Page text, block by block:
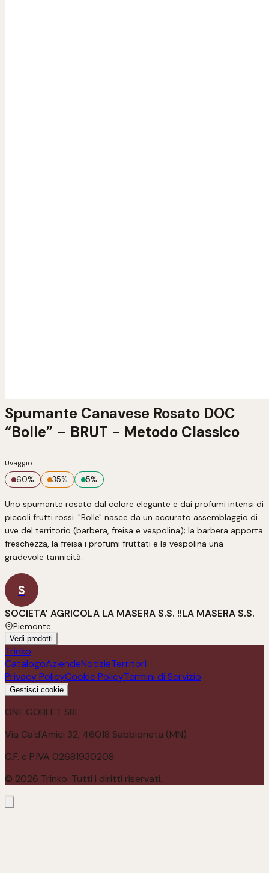
Spumante Canavese Rosato DOC
“Bolle” – BRUT - Metodo Classico
Uvaggio
60% 35% 5%
Uno spumante rosato dal colore elegante e dai profumi intensi di
piccoli frutti rossi. "Bolle" nasce da un accurato assemblaggio di
uve del territorio (barbera, freisa e vespolina); la barbera apporta
freschezza, la freisa i profumi fruttati e la vespolina una
gradevole tannicità.
S
SOCIETA' AGRICOLA LA MASERA S.S. !!LA MASERA S.S.
Piemonte
Vedi prodotti
Trinko
CatalogoAziendeNotizieTerritori
Privacy PolicyCookie PolicyTermini di Servizio
Gestisci cookie
ONE GOBLET SRL
Via Ca'd'Amici 32, 46018 Sabbioneta (MN)
C.F. e P.IVA 02681930208
© 2026 Trinko. Tutti i diritti riservati.